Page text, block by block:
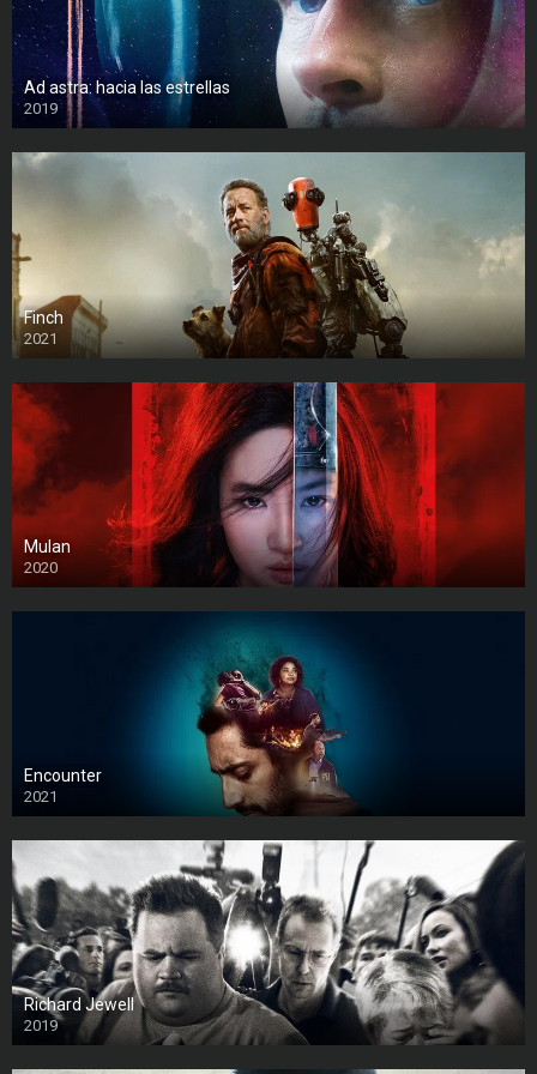
Ad astra: hacia las estrellas
2019
Finch
2021
Mulan
2020
Encounter
2021
Richard Jewell
2019